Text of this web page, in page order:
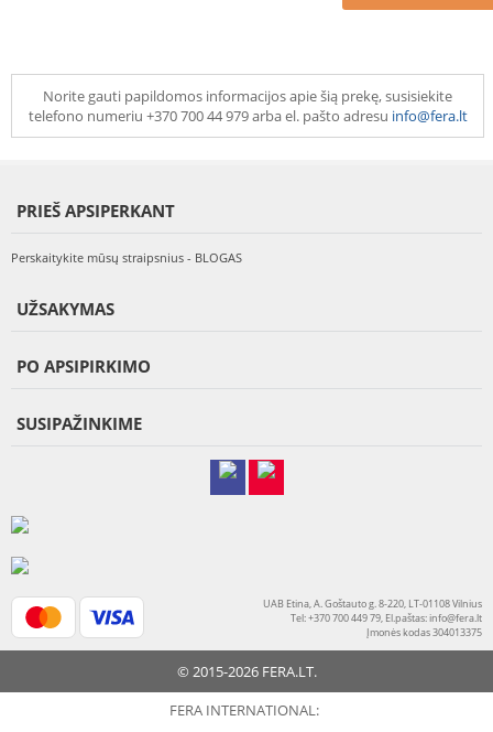
Norite gauti papildomos informacijos apie šią prekę, susisiekite
telefono numeriu +370 700 44 979 arba el. pašto adresu info@fera.lt
PRIEŠ APSIPERKANT
Perskaitykite mūsų straipsnius - BLOGAS
UŽSAKYMAS
PO APSIPIRKIMO
SUSIPAŽINKIME
UAB Etina, A. Goštauto g. 8-220, LT-01108 Vilnius
Tel: +370 700 449 79, El.paštas:info@fera.lt
Įmonės kodas 304013375
© 2015-2026 FERA.LT.
FERA INTERNATIONAL: